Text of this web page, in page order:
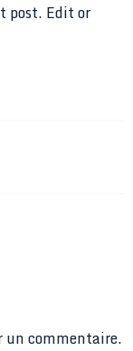
post. Edit or
un commentaire.